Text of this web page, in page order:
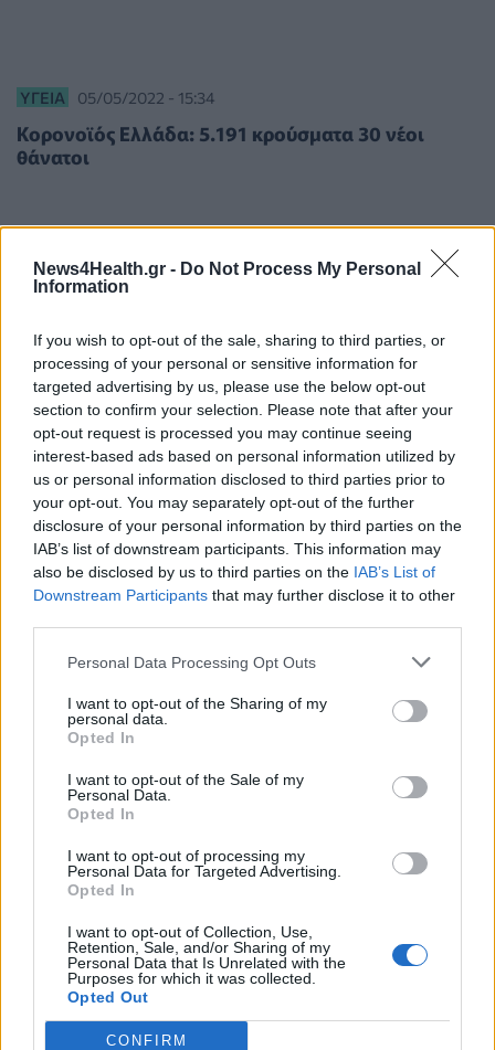
News4Health.gr - Do Not Process My Personal
Information
If you wish to opt-out of the sale, sharing to third parties, or
processing of your personal or sensitive information for
targeted advertising by us, please use the below opt-out
section to confirm your selection. Please note that after your
opt-out request is processed you may continue seeing
interest-based ads based on personal information utilized by
us or personal information disclosed to third parties prior to
your opt-out. You may separately opt-out of the further
disclosure of your personal information by third parties on the
IAB’s list of downstream participants. This information may
also be disclosed by us to third parties on the IAB’s List of
Downstream Participants that may further disclose it to other
Personal Data Processing Opt Outs
I want to opt-out of the Sharing of my
personal data.
Opted In
I want to opt-out of the Sale of my
Personal Data.
Opted In
I want to opt-out of processing my
Personal Data for Targeted Advertising.
Opted In
I want to opt-out of Collection, Use,
Retention, Sale, and/or Sharing of my
Personal Data that Is Unrelated with the
Purposes for which it was collected.
Opted Out
CONFIRM
ΥΓΕΊΑ 05/05/2022 - 15:34
Κορονοϊός Ελλάδα: 5.191 κρούσματα 30 νέοι
θάνατοι
ΥΓΕΊΑ 04/05/2022 - 15:34
Κορονοϊός Ελλάδα: Κάτω από το 4% η θετικότητα
- Νέα πτώση των διασωληνωμένων
29/04/2022 - 15:45